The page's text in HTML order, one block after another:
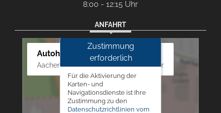
8:00 - 12:15 Uhr
ANFAHRT
Autohaus Westphal
Aachener Str. 84 - 88, 52249 Eschweiler
Zustimmung
erforderlich
Für die Aktivierung der
Karten- und
Navigationsdienste ist Ihre
Zustimmung zu den
Datenschutzrichtlinien vom